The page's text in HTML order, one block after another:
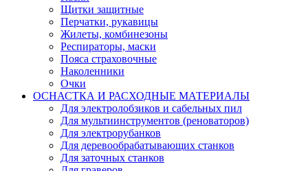
Щитки защитные
Перчатки, рукавицы
Жилеты, комбинезоны
Респираторы, маски
Пояса страховочные
Наколенники
Очки
ОСНАСТКА И РАСХОДНЫЕ МАТЕРИАЛЫ
Для электролобзиков и сабельных пил
Для мультиинструментов (реноваторов)
Для электрорубанков
Для деревообрабатывающих станков
Для заточных станков